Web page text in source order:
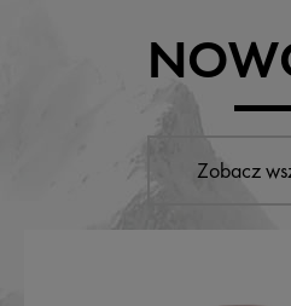
Zobacz